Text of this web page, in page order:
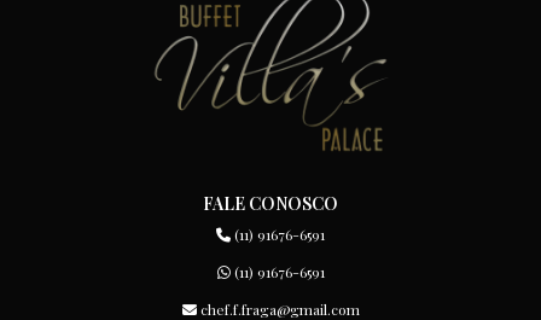
FALE CONOSCO
(11) 91676-6591
(11) 91676-6591
chef.f.fraga@gmail.com